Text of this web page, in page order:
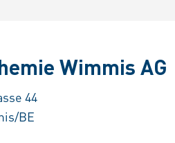
Wimmis AG
44
BE